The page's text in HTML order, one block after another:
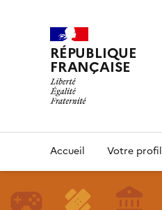
RÉPUBLIQUE
FRANÇAISE
Accueil Votre profil